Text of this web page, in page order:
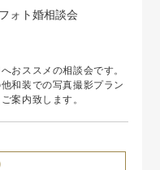
ォト婚相談会
おススメの相談会です。
和装での写真撮影プラン
案内致します。